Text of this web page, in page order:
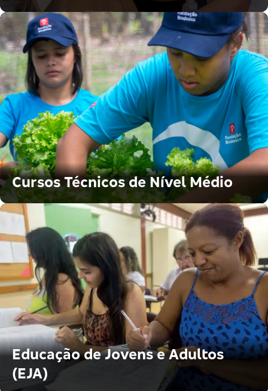
Cursos Técnicos de Nível Médio
Educação de Jovens e Adultos
(EJA)